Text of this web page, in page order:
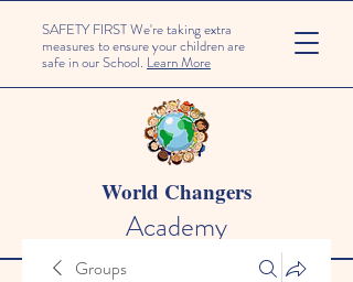
SAFETY FIRST We're taking extra
measures to ensure your children are
safe in our School. Learn More
World Changers
Academy
Groups